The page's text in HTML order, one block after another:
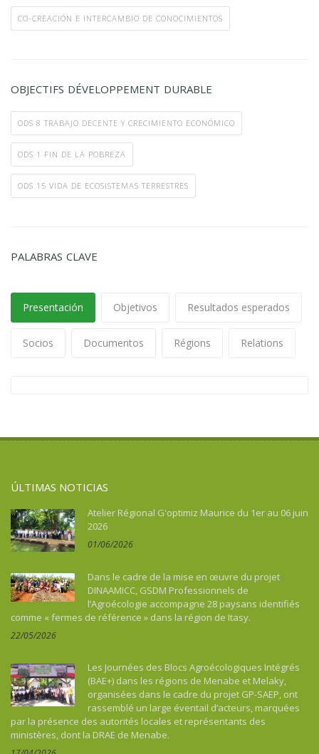
CO-CREACIÓN E INTERCAMBIO DE CONOCIMIENTOS
OBJECTIFS DÉVELOPPEMENT DURABLE
ODS 8 TRABAJO DECENTE Y CRECIMIENTO ECONÓMICO
ODS 1 FIN DE LA POBREZA
ODS 15 VIDA DE ECOSISTEMAS TERRESTRES
PALABRAS CLAVE
Presentación Objetivos Resultados esperados
Socios Documentos Régions Relations
ÚLTIMAS NOTICIAS
Atelier Régional G'optimiz Maurice du 1er au 06 juin
2026
01/06/2026
Dans le cadre de la mise en œuvre du projet
DINAAMICC, GSDM Professionnels de
l’Agroécologie accompagne 28 paysans identifiés
comme « fermes de référence » dans la région de Itasy.
22/05/2026
Les Journées des Blocs Agroécologiques Intégrés
(BAE+) dans les régions de Menabe et Melaky,
organisées dans le cadre du projet GP-SAEP, ont
rassemblé un large éventail d’acteurs, marquées
par la présence des autorités locales et représentants des
ministères, dont la DRAE de Menabe.